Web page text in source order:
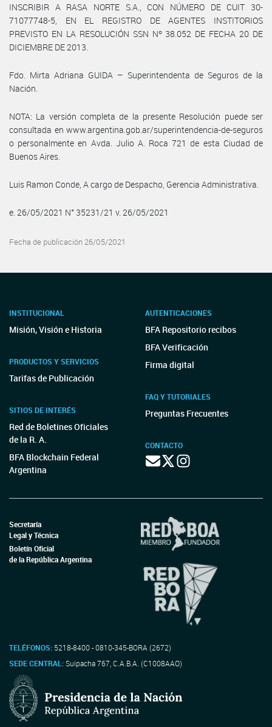
INSCRIBIR A RASA NORTE S.A., CON NÚMERO DE CUIT 30-
71077748-5, EN EL REGISTRO DE AGENTES INSTITORIOS
PREVISTO EN LA RESOLUCIÓN SSN Nº 38.052 DE FECHA 20 DE
DICIEMBRE DE 2013.
Fdo. Mirta Adriana GUIDA – Superintendenta de Seguros de la
Nación.
NOTA: La versión completa de la presente Resolución puede ser
consultada en www.argentina.gob.ar/superintendencia-de-seguros
o personalmente en Avda. Julio A. Roca 721 de esta Ciudad de
Buenos Aires.
Luis Ramon Conde, A cargo de Despacho, Gerencia Administrativa.
e. 26/05/2021 N° 35231/21 v. 26/05/2021
Fecha de publicación 26/05/2021
INSTITUCIONAL
Misión, Visión e Historia
PRODUCTOS Y SERVICIOS
Tarifas de Publicación
SITIOS DE INTERÉS
Red de Boletines Oficiales
de la R. A.
BFA Blockchain Federal
Argentina
AUTENTICACIONES
BFA Repositorio recibos
BFA Verificación
Firma digital
FAQ Y TUTORIALES
Preguntas Frecuentes
CONTACTO
Secretaría
Legal y Técnica
Boletín Oficial
de la República Argentina
TELÉFONOS: 5218-8400 - 0810-345-BORA (2672)
SEDE CENTRAL:Suipacha 767, C.A.B.A. (C1008AAO)